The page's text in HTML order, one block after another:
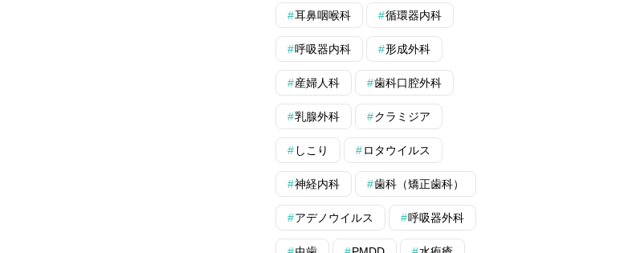
耳鼻咽喉科 循環器内科
呼吸器内科 形成外科
産婦人科 歯科口腔外科
乳腺外科 クラミジア
しこり ロタウイルス
神経内科 歯科（矯正歯科）
アデノウイルス 呼吸器外科